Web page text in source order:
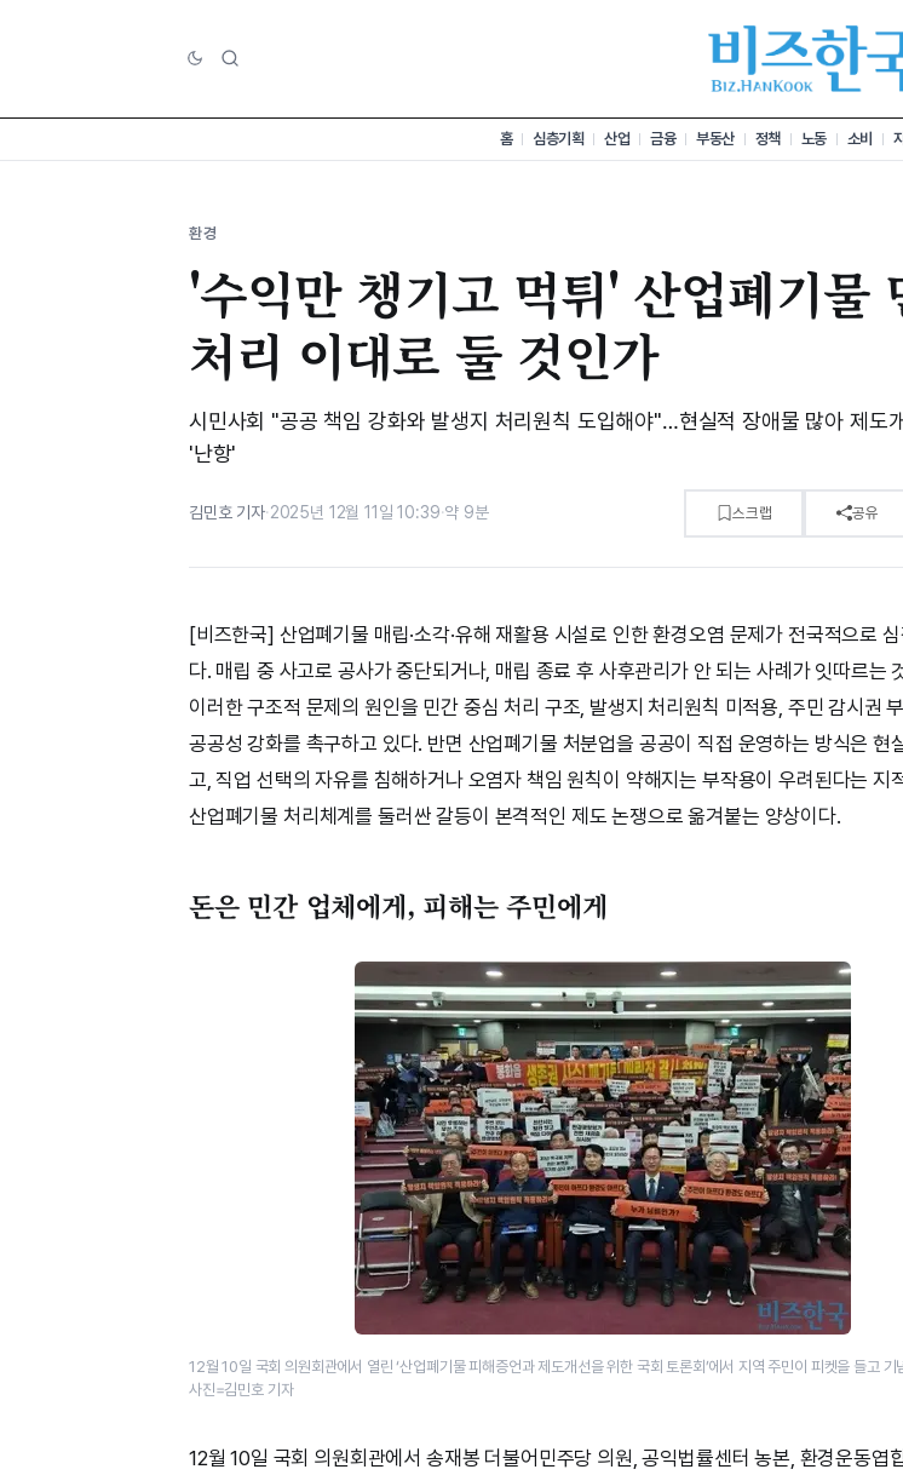
홈 심층기획 산업 금융 부동산 정책 노동 소비
환경
'수익만 챙기고 먹튀' 산업폐기물
처리 이대로 둘 것인가
시민사회 "공공 책임 강화와 발생지 처리원칙 도입해야"…현실적 장애물 많아 제도
'난항'
김민호 기자·2025년 12월 11일 10:39·약 9분 스크랩 공유
[비즈한국] 산업폐기물 매립·소각·유해 재활용 시설로 인한 환경오염 문제가 전국적으로
다. 매립 중 사고로 공사가 중단되거나, 매립 종료 후 사후관리가 안 되는 사례가 잇따르는
이러한 구조적 문제의 원인을 민간 중심 처리 구조, 발생지 처리원칙 미적용, 주민 감시권
공공성 강화를 촉구하고 있다. 반면 산업폐기물 처분업을 공공이 직접 운영하는 방식은 현
고, 직업 선택의 자유를 침해하거나 오염자 책임 원칙이 약해지는 부작용이 우려된다는 지
산업폐기물 처리체계를 둘러싼 갈등이 본격적인 제도 논쟁으로 옮겨붙는 양상이다.
돈은 민간 업체에게, 피해는 주민에게
12월 10일 국회 의원회관에서 열린 ‘산업폐기물 피해증언과 제도개선을 위한 국회 토론회’에서 지역 주민이 피켓을 들고 기
사진=김민호 기자
12월 10일 국회 의원회관에서 송재봉 더불어민주당 의원, 공익법률센터 농본, 환경운동엽